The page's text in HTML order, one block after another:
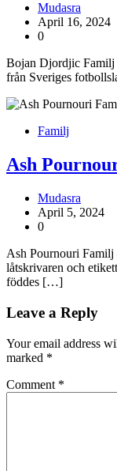
Mudasra
April 16, 2024
0
Bojan Djordjic Familj
från Sveriges
Familj
Ash
Mudasra
April 5, 2024
0
Ash Pournouri Familj
låtskrivaren och
föddes […]
Leave a Reply
Your email address
marked *
Comment *